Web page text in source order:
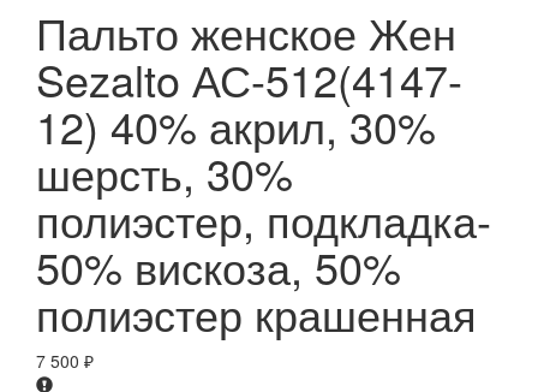
Пальто женское Жен
Sezalto АС-512(4147-
12) 40% акрил, 30%
шерсть, 30%
полиэстер, подкладка-
50% вискоза, 50%
полиэстер крашенная
7 500 ₽